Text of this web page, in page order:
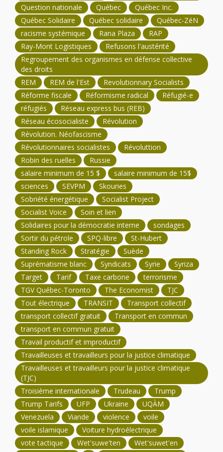
Question nationale
Québec
Québec Inc.
Québec Solidaire
Québec solidaire
Québec-ZéN
racisme systémique
Rana Plaza
RAP
Ray-Mont Logistiques
Refusons l'austérité
Regroupement des organismes en défense collective
des droits
REM
REM de l'Est
Revolutionnary Socialists
Réforme fiscale
Réformisme radical
Réfugié-e
réfugiés
Réseau express bus (REB)
Réseau écosocialiste
Révolution
Révolution. Néofascisme
Révolutionnaires socialistes
Révoluttion
Robin des ruelles
Russie
salaire minimum de 15 $
salaire minimum de 15$
sciences
SEVPM
Skouries
Sobriété énergétique
Socialist Project
Socialist Voice
Soin et lien
Solidaires pour la démocratie interne
sondages
Sortir du pétrole
SPQ-libre
St-Hubert
Standing Rock
Stratégie
Suède
Suprématisme blanc
Syndicats Syrie
Syriza
Target
Tarif Taxe carbone
terrorisme
TGV Québec-Toronto
The Economist
TJC
Tout électrique
TRANSIT
Transport collectif
transport collectif gratuit
Transport en commun
transport en commun gratuit
Travail productif et improductif
Travailleuses et travailleurs pour la justice climatique
Travailleuses et travailleurs pour la justice climatique
(TJC)
Troisième internationale
Trudeau
Trump
Trump Tarifs
UFP Ukraine
UQÀM
Venezuela
Viande violence
voile
voile islamique
Voiture hydroélectrique
vote tactique
Wet'suwe'ten
Wet'suwet'en